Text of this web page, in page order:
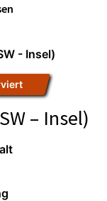
– Insel)